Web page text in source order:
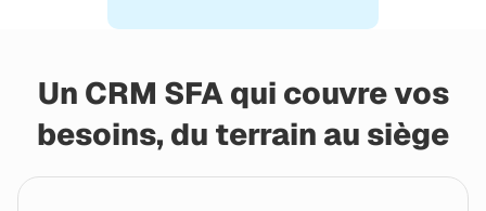
Un CRM SFA qui couvre vos
besoins, du terrain au siège